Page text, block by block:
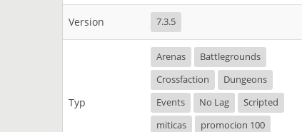
Version 7.3.5
Typ
Arenas
Battlegrounds
Crossfaction
Dungeons
Events
No Lag
Scripted
miticas
promocion 100